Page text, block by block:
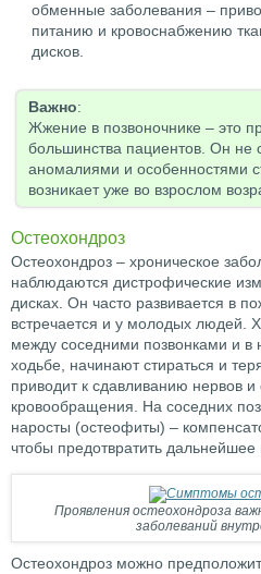
обменные заболевания –
питанию и кровоснабжению
дисков.
Важно:
Жжение в позвоночнике – это
большинства пациентов. Он не
аномалиями и особенностями
возникает уже во взрослом
Остеохондроз
Остеохондроз – хроническое
наблюдаются дистрофические
дисках. Он часто развивается в
встречается и у молодых людей.
между соседними позвонками и в
ходьбе, начинают стираться и
приводит к сдавливанию нервов
кровообращения. На соседних
наросты (остеофиты) –
чтобы предотвратить дальнейшее
Проявления остеохондроза
заболеваний
Остеохондроз можно